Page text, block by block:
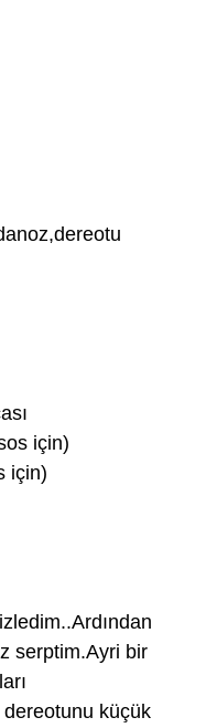
için)
için)
serptim.Ayri bir
küçük